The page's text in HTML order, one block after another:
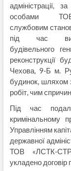
адміністрації,
особами
службовим
під час
будівельного
реконструкції
Чехова, 9-Б м.
будинок, шляхом
робіт, чим
Під час
кримінальному
Управлінням
державної
ТОВ «ЛСТК-
укладено